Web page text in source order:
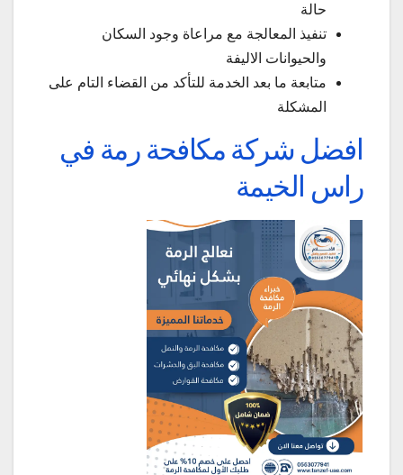
حالة
تنفيذ المعالجة مع مراعاة وجود السكان
والحيوانات الاليفة
متابعة ما بعد الخدمة للتأكد من القضاء التام على
المشكلة
افضل شركة مكافحة رمة في
راس الخيمة